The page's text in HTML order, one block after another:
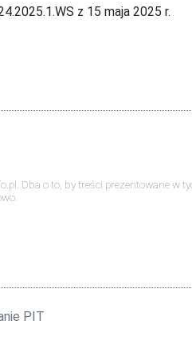
z 15 maja 2025 r.
Dba o to, by treści prezentowane w
PIT